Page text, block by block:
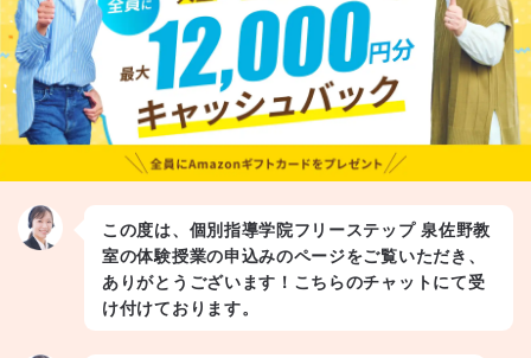
この度は、個別指導学院フリーステップ 泉佐野教
室の体験授業の申込みのページをご覧いただき、
ありがとうございます！こちらのチャットにて受
け付けております。